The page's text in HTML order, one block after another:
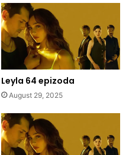
Leyla 64 epizoda
August 29, 2025